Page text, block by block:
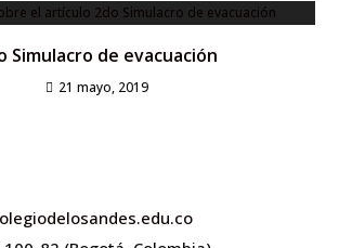
Simulacro de evacuación
21 mayo, 2019